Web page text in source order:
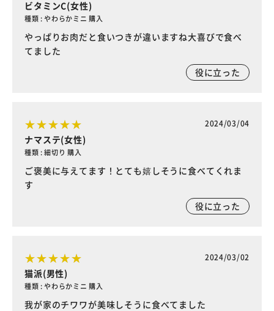
ビタミンC(女性)
種類 : やわらかミニ 購入
やっぱりお肉だと食いつきが違いますね大喜びで食べ
てました
役に立った
2024/03/04
ナマステ(女性)
種類 : 細切り 購入
ご褒美に与えてます！とても嬉しそうに食べてくれま
す
役に立った
2024/03/02
猫派(男性)
種類 : やわらかミニ 購入
我が家のチワワが美味しそうに食べてました